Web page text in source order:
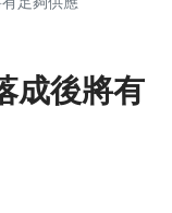
成後將有